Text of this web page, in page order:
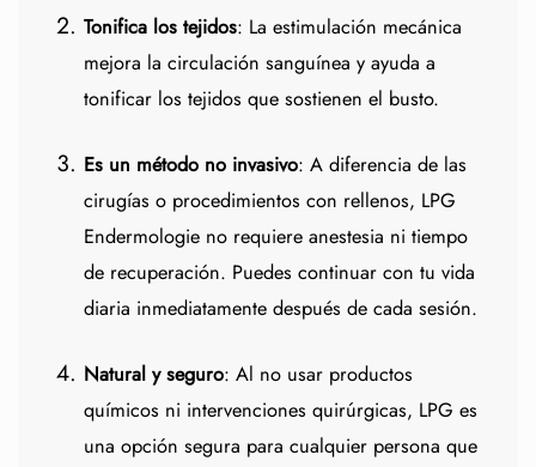
Tonifica los tejidos: La estimulación mecánica
mejora la circulación sanguínea y ayuda a
tonificar los tejidos que sostienen el busto.
Es un método no invasivo: A diferencia de las
cirugías o procedimientos con rellenos, LPG
Endermologie no requiere anestesia ni tiempo
de recuperación. Puedes continuar con tu vida
diaria inmediatamente después de cada sesión.
Natural y seguro: Al no usar productos
químicos ni intervenciones quirúrgicas, LPG es
una opción segura para cualquier persona que